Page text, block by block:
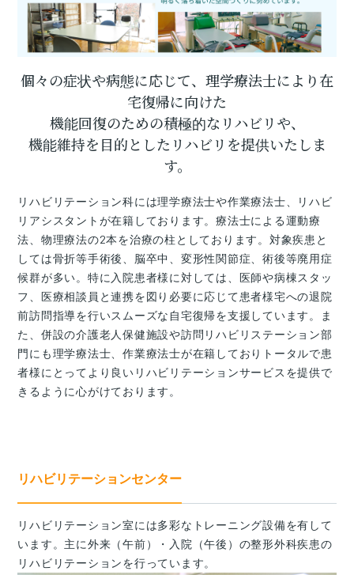
個々の症状や病態に応じて、理学療法士により在
宅復帰に向けた
機能回復のための積極的なリハビリや、
機能維持を目的としたリハビリを提供いたしま
す。
リハビリテーション科には理学療法士や作業療法士、リハビ
リアシスタントが在籍しております。療法士による運動療
法、物理療法の2本を治療の柱としております。対象疾患と
しては骨折等手術後、脳卒中、変形性関節症、術後等廃用症
候群が多い。特に入院患者様に対しては、医師や病棟スタッ
フ、医療相談員と連携を図り必要に応じて患者様宅への退院
前訪問指導を行いスムーズな自宅復帰を支援しています。ま
た、併設の介護老人保健施設や訪問リハビリステーション部
門にも理学療法士、作業療法士が在籍しておりトータルで患
者様にとってより良いリハビリテーションサービスを提供で
きるように心がけております。
リハビリテーションセンター
リハビリテーション室には多彩なトレーニング設備を有して
います。主に外来（午前）・入院（午後）の整形外科疾患の
リハビリテーションを行っています。